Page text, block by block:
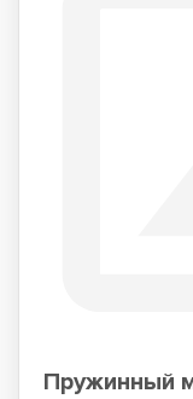
Пружинный